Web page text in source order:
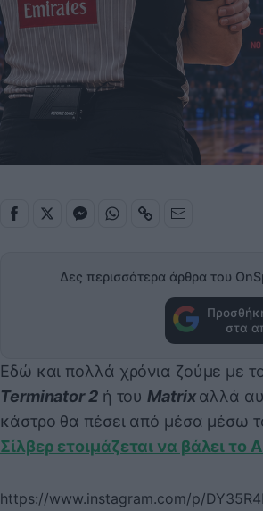
Δες περισσότερα άρθρα του
στα
Εδώ και πολλά χρόνια ζούμε με
Terminator 2ή τουMatrixαλλά
κάστρο θα πέσει από μέσα μέσω
Σίλβερ ετοιμάζεται να βάλει το
https://www.instagram.com/p/